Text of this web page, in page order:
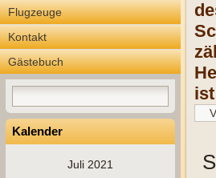
Flugzeuge
Kontakt
Gästebuch
Kalender
Juli 2021